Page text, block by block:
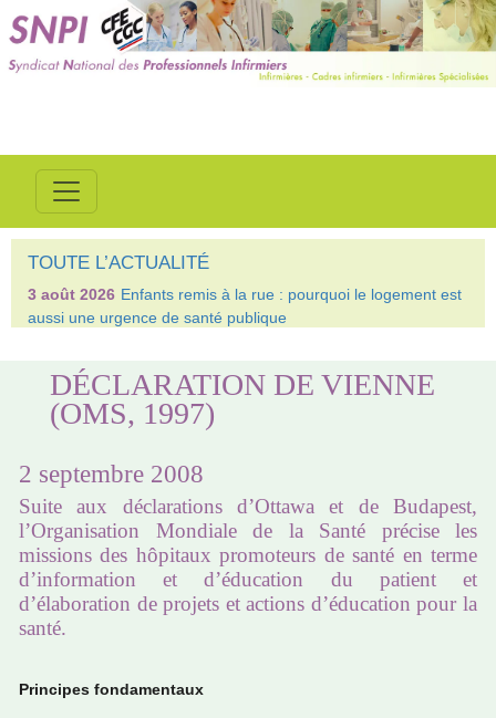
TOUTE L’ACTUALITÉ
3 août 2026 Enfants remis à la rue : pourquoi le logement est
aussi une urgence de santé publique
DÉCLARATION DE VIENNE
(OMS, 1997)
2 septembre 2008
Suite aux déclarations d’Ottawa et de Budapest,
l’Organisation Mondiale de la Santé précise les
missions des hôpitaux promoteurs de santé en terme
d’information et d’éducation du patient et
d’élaboration de projets et actions d’éducation pour la
santé.
Principes fon­da­men­taux